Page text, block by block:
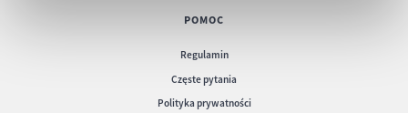
POMOC
Regulamin
Częste pytania
Polityka prywatności